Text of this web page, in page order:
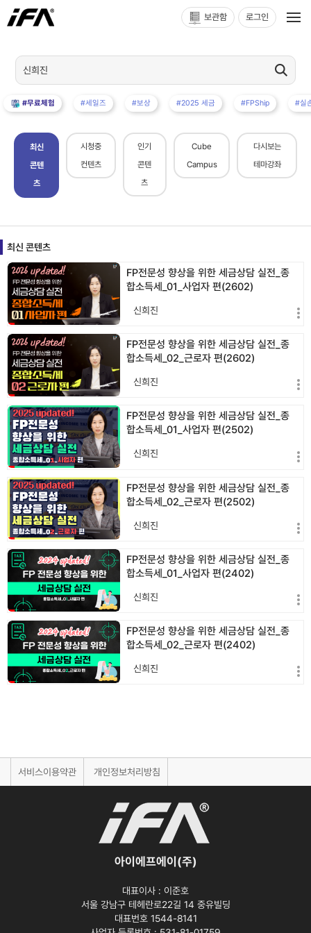
보관함 로그인
#무료체험 #세일즈 #보상 #2025 세금 #FPShip #실
최신
콘텐
츠
시청중
컨텐츠
인기
콘텐
츠
Cube
Campus
다시보는
테마강좌
최신 콘텐츠
FP전문성 향상을 위한 세금상담 실전_종
합소득세_01_사업자 편(2602)
신희진
FP전문성 향상을 위한 세금상담 실전_종
합소득세_02_근로자 편(2602)
신희진
FP전문성 향상을 위한 세금상담 실전_종
합소득세_01_사업자 편(2502)
신희진
FP전문성 향상을 위한 세금상담 실전_종
합소득세_02_근로자 편(2502)
신희진
FP전문성 향상을 위한 세금상담 실전_종
합소득세_01_사업자 편(2402)
신희진
FP전문성 향상을 위한 세금상담 실전_종
합소득세_02_근로자 편(2402)
신희진
서비스이용약관 개인정보처리방침
아이에프에이(주)
대표이사 : 이준호
서울 강남구 테헤란로22길 14 중유빌딩
대표번호 1544-8141